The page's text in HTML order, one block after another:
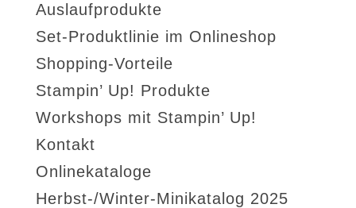
Auslaufprodukte
Set-Produktlinie im Onlineshop
Shopping-Vorteile
Stampin’ Up! Produkte
Workshops mit Stampin’ Up!
Kontakt
Onlinekataloge
Herbst-/Winter-Minikatalog 2025